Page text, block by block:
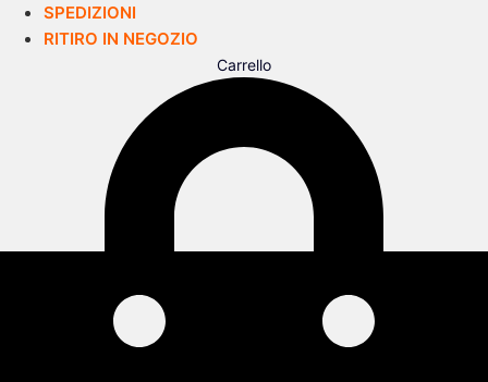
SPEDIZIONI
RITIRO IN NEGOZIO
Carrello